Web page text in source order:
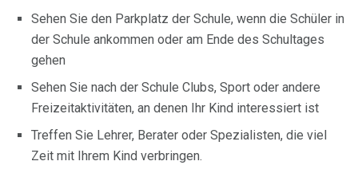
Sehen Sie den Parkplatz der Schule, wenn die Schüler in
der Schule ankommen oder am Ende des Schultages
gehen
Sehen Sie nach der Schule Clubs, Sport oder andere
Freizeitaktivitäten, an denen Ihr Kind interessiert ist
Treffen Sie Lehrer, Berater oder Spezialisten, die viel
Zeit mit Ihrem Kind verbringen.